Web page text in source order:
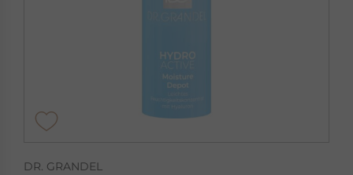
DR. GRANDEL